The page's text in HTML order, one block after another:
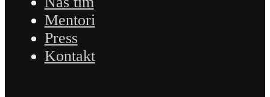
Mentori
Press
Kontakt